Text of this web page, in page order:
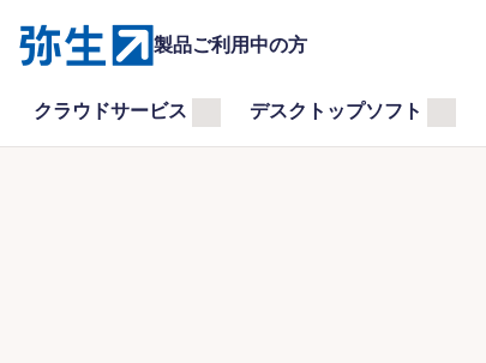
製品ご利用中の方
クラウドサービス デスクトップソフト